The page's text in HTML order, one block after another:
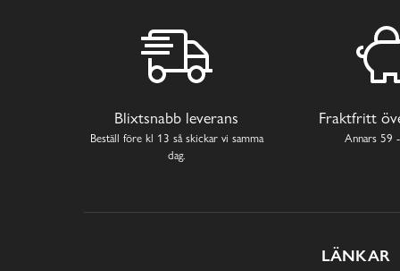
Blixtsnabb leverans
Beställ före kl 13 så skickar vi samma
dag.
Fraktfritt
Annars 59
LÄNKAR